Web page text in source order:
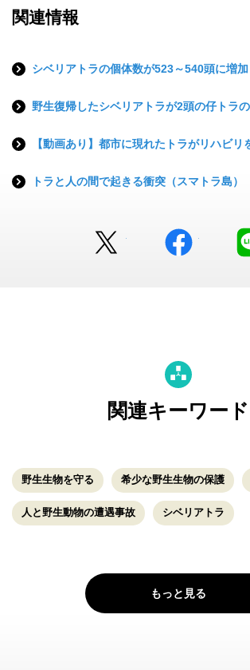
関連情報
シベリアトラの個体数が523～540頭に増加
野生復帰したシベリアトラが2頭の仔トラの
【動画あり】都市に現れたトラがリハビリ
トラと人の間で起きる衝突（スマトラ島）
facebook
関連キーワード
野生生物を守る 希少な野生生物の保護
人と野生動物の遭遇事故 シベリアトラ
もっと見る